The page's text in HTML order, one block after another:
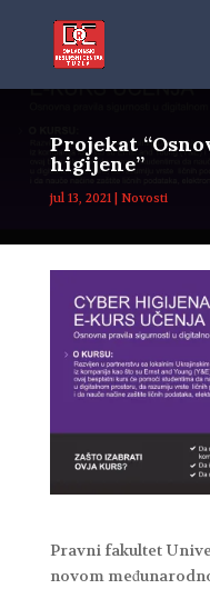
Projekat
higijene”
jul 13, 2021| Novosti
Pravni fakultet
novom